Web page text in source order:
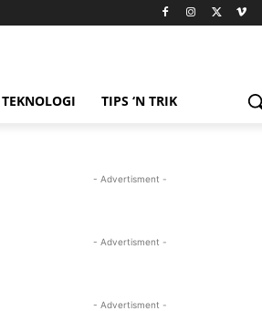
TEKNOLOGI TIPS ‘N TRIK
- Advertisment -
- Advertisment -
- Advertisment -